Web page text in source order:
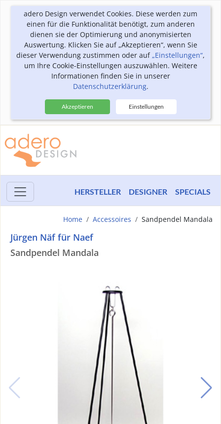
adero Design verwendet Cookies. Diese werden zum
einen für die Funktionalität benötigt, zum anderen
dienen sie der Optimierung und anonymisierten
Auswertung. Klicken Sie auf „Akzeptieren“, wenn Sie
dieser Verwendung zustimmen oder auf„Einstellungen“,
um Ihre Cookie-Einstellungen auszuwählen. Weitere
Informationen finden Sie in unserer
Datenschutzerklärung.
Akzeptieren Einstellungen
HERSTELLER DESIGNER SPECIALS
Home Accessoires Sandpendel Mandala
Jürgen Näf für Naef
Sandpendel Mandala